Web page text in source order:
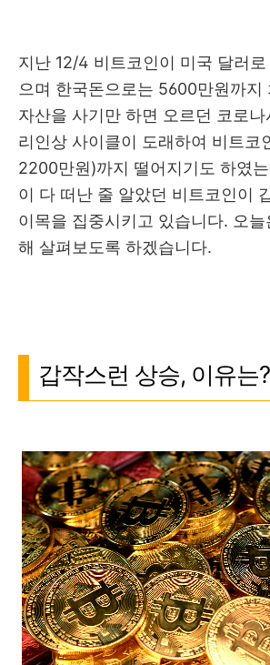
지난 12/4 비트코인이 미국 달러
으며 한국돈으로는 5600만원까지
자산을 사기만 하면 오르던 코로
리인상 사이클이 도래하여 비트코
2200만원)까지 떨어지기도 하였
이 다 떠난 줄 알았던 비트코인이
이목을 집중시키고 있습니다. 오
해 살펴보도록 하겠습니다.
갑작스런 상승, 이유는?